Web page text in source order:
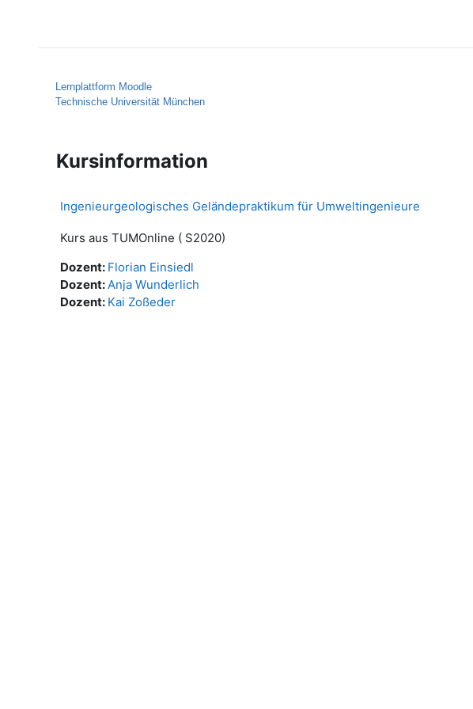
Lernplattform Moodle
Technische Universität München
Kursinformation
Ingenieurgeologisches Geländepraktikum für Umweltingenieure
Kurs aus TUMOnline ( S2020)
Dozent: Florian Einsiedl
Dozent:Anja Wunderlich
Dozent: Kai Zoßeder